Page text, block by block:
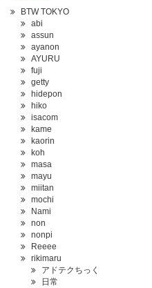
BTW TOKYO
abi
assun
ayanon
AYURU
fuji
getty
hidepon
hiko
isacom
kame
kaorin
koh
masa
mayu
miitan
mochi
Nami
non
nonpi
Reeee
rikimaru
アドテクちっく
日常